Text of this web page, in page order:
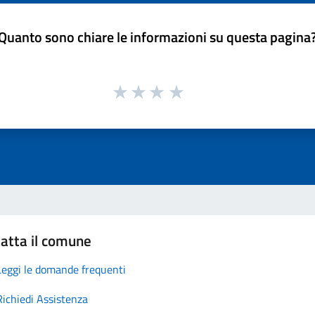
sono chiare le informazioni su questa
il comune
le domande frequenti
Assistenza